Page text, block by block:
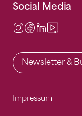
Social Media
Instagram
Facebook
LinkedIn
Newsletter &
Impressum